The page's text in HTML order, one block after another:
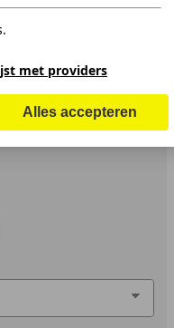
met providers
Alles accepteren